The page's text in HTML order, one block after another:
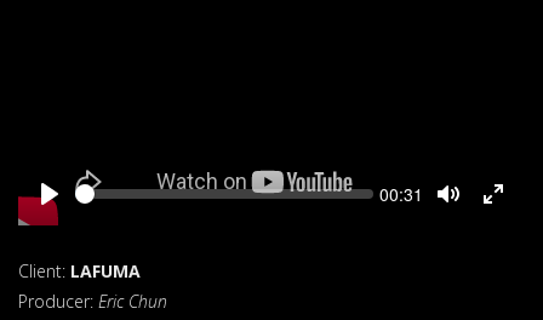
Seek Current
00:31
Client: LAFUMA
Producer: Eric Chun